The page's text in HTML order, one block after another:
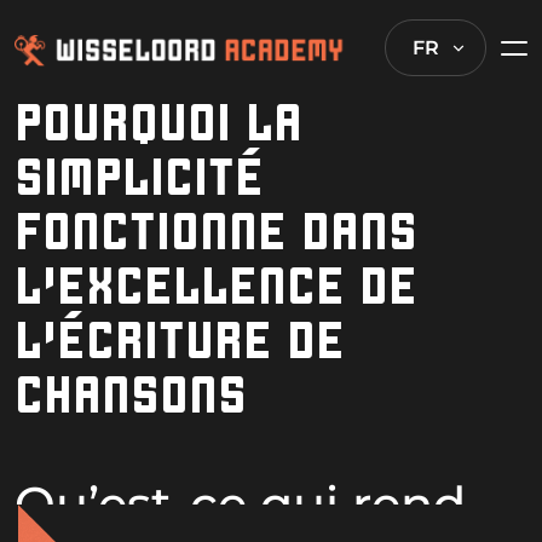
FR
POURQUOI LA
SIMPLICITÉ
FONCTIONNE DANS
L’EXCELLENCE DE
L’ÉCRITURE DE
CHANSONS
Qu’est-ce qui rend